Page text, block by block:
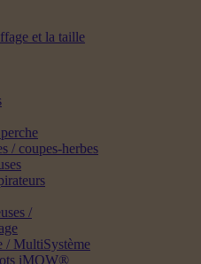
et la taille
/ coupes-herbes
/
/ MultiSystème
iMOW®